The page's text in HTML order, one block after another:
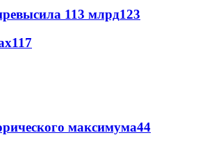
113 млрд123
117
максимума44